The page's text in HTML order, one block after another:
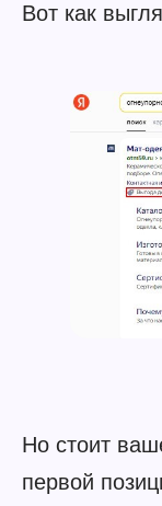
Вот как
Но стоит
первой